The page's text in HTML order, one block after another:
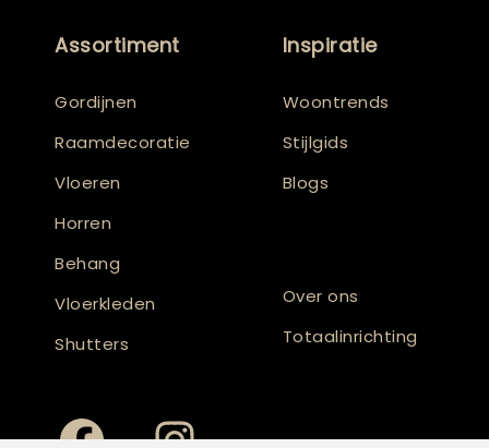
Assortiment
Gordijnen
Raamdecoratie
Vloeren
Horren
Behang
Vloerkleden
Shutters
Inspiratie
Woontrends
Stijlgids
Blogs
Over ons
Totaalinrichting